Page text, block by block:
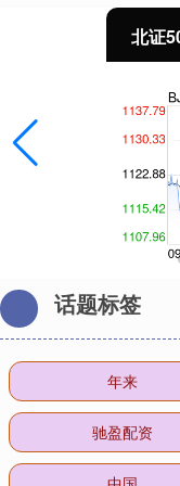
北证50
话题标签
年来
驰盈配资